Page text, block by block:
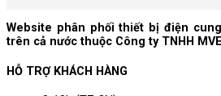
Website phân phối thiết bị điện
trên cả nước thuộc Công ty TNHH
HỖ TRỢ KHÁCH HÀNG